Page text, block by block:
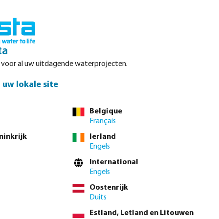
direct via de
niet beschikbaar.)
neem contact op met de verkoopafdeling
voor al uw uitdagende waterprojecten.
uw lokale site
Belgique
Français
Ierland
Engels
International
Engels
Oostenrijk
Duits
Estland, Letland en Litouwen